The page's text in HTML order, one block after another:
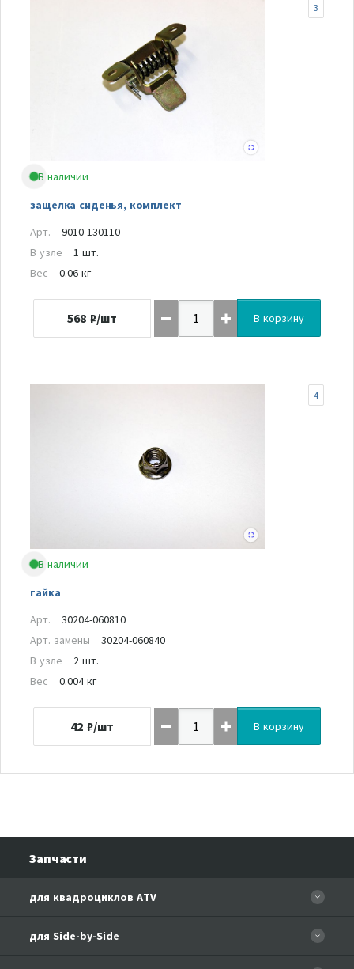
В наличии
защелка сиденья, комплект
3
Арт.
9010-130110
В узле
1 шт.
Вес
0.06 кг
568 ₽/шт В корзину
В наличии
гайка
4
Арт.
30204-060810
Арт. замены
30204-060840
В узле
2 шт.
Вес
0.004 кг
42 ₽/шт В корзину
Запчасти
для квадроциклов ATV
CFORCE 110 EFI
для Side-by-Side